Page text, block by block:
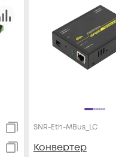
SNR-Eth-MBus_LC
Конвертер